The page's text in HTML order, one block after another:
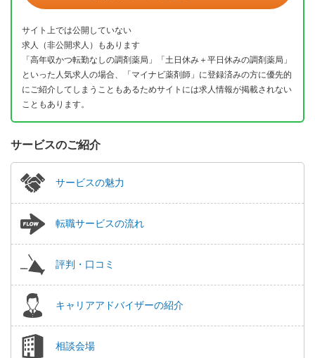
サイト上では公開していない
求人（非公開求人）もあります
「高年収かつ転勤なしの調剤薬局」「土日休み＋平日休みの調剤薬局」
といった人気求人の場合、「マイナビ薬剤師」に登録済みの方に優先的
にご紹介してしまうこともあるためサイトには求人情報が掲載されない
こともあります。
サービスのご紹介
サービスの魅力
転職サービスの流れ
評判・口コミ
キャリアアドバイザーの紹介
相談会場